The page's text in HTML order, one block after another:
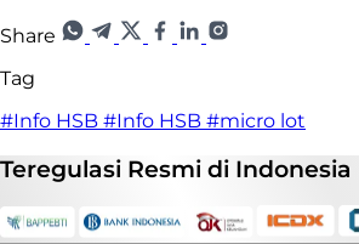
Share
Tag
#Info HSB #Info HSB #micro lot
Teregulasi Resmi di Indonesia